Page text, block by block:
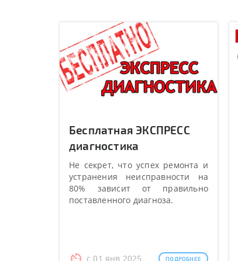
Бесплатная ЭКСПРЕСС
диагностика
Не секрет, что успех ремонта и
устранения неисправности на
80% зависит от правильно
поставленного диагноза.
с 01 янв 2025 ПОДРОБНЕЕ